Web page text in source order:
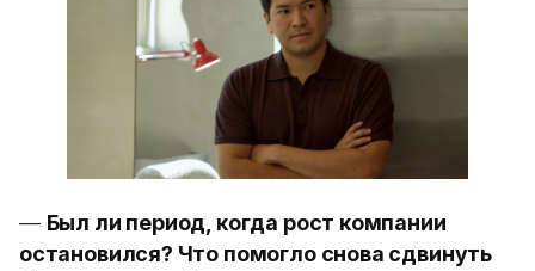
— Был ли период, когда рост компании
остановился? Что помогло снова сдвинуть